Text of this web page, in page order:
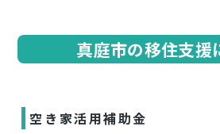
真庭市の移住支援
空き家活用補助金